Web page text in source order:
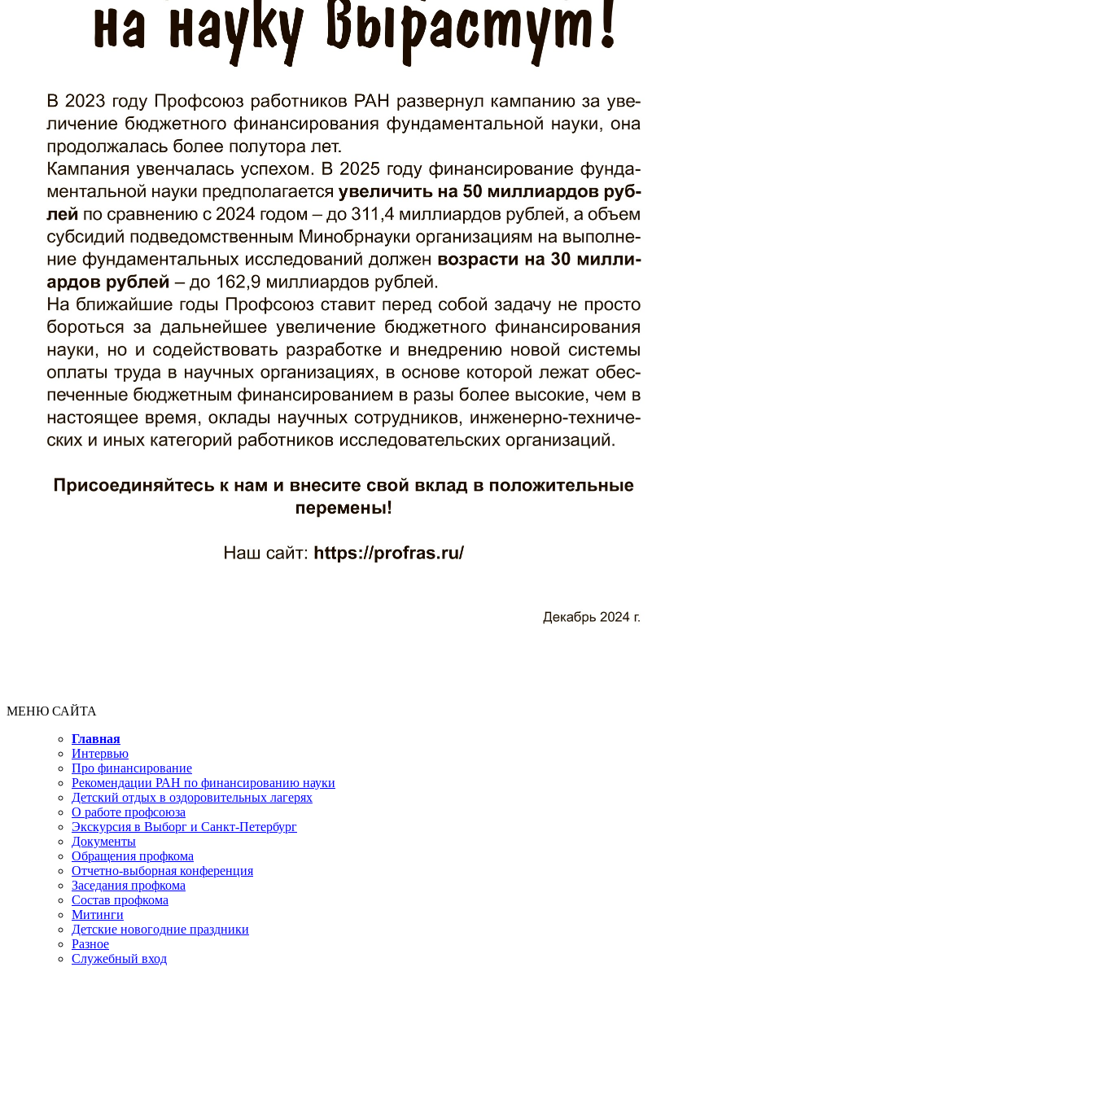
МЕНЮ САЙТА
Главная
Интервью
Про финансирование
Рекомендации РАН по финансированию науки
Детский отдых в оздоровительных лагерях
О работе профсоюза
Экскурсия в Выборг и Санкт-Петербург
Документы
Обращения профкома
Отчетно-выборная конференция
Заседания профкома
Состав профкома
Митинги
Детские новогодние праздники
Разное
Служебный вход